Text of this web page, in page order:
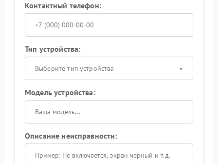
Контактный телефон:
Тип устройства:
Выберите тип устройства
Модель устройства:
Описание неисправности: